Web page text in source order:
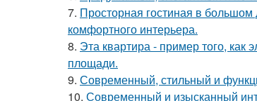
7. Просторная гостиная в
комфортного интерьера.
8. Эта квартира - пример того, как
площади.
9. Современный, стильный и
10. Современный и изысканный